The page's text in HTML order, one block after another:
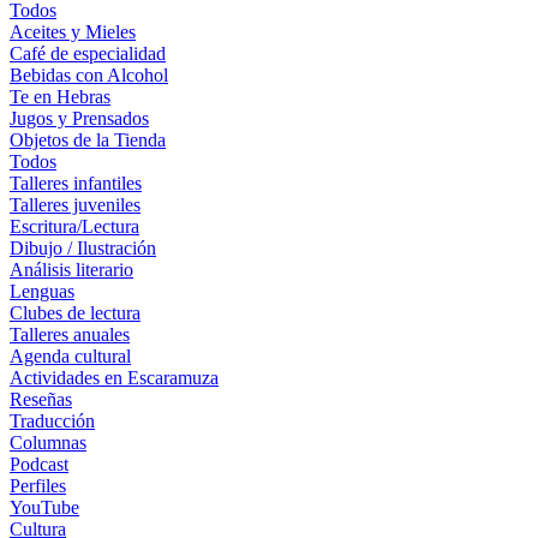
Todos
Aceites y Mieles
Café de especialidad
Bebidas con Alcohol
Te en Hebras
Jugos y Prensados
Objetos de la Tienda
Todos
Talleres infantiles
Talleres juveniles
Escritura/Lectura
Dibujo / Ilustración
Análisis literario
Lenguas
Clubes de lectura
Talleres anuales
Agenda cultural
Actividades en Escaramuza
Reseñas
Traducción
Columnas
Podcast
Perfiles
YouTube
Cultura